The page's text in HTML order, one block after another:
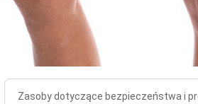
Zasoby dotyczące bezpieczeństwa i